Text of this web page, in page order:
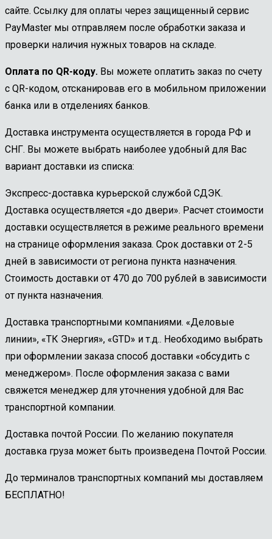
сайте. Ссылку для оплаты через защищенный сервис
PayMaster мы отправляем после обработки заказа и
проверки наличия нужных товаров на складе.
Оплата по QR-коду. Вы можете оплатить заказ по счету
с QR-кодом, отсканировав его в мобильном приложении
банка или в отделениях банков.
Доставка инструмента осуществляется в города РФ и
СНГ. Вы можете выбрать наиболее удобный для Вас
вариант доставки из списка:
Экспресс-доставка курьерской службой СДЭК.
Доставка осуществляется «до двери». Расчет стоимости
доставки осуществляется в режиме реального времени
на странице оформления заказа. Срок доставки от 2-5
дней в зависимости от региона пункта назначения.
Стоимость доставки от 470 до 700 рублей в зависимости
от пункта назначения.
Доставка транспортными компаниями. «Деловые
линии», «ТК Энергия», «GTD» и т.д.. Необходимо выбрать
при оформлении заказа способ доставки «обсудить с
менеджером». После оформления заказа с вами
свяжется менеджер для уточнения удобной для Вас
транспортной компании.
Доставка почтой России. По желанию покупателя
доставка груза может быть произведена Почтой России.
До терминалов транспортных компаний мы доставляем
БЕСПЛАТНО!